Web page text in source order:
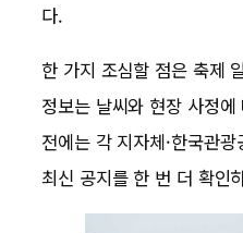
다.
한 가지 조심할 점은 축제
정보는 날씨와 현장 사정
전에는 각 지자체·한국관
최신 공지를 한 번 더 확인